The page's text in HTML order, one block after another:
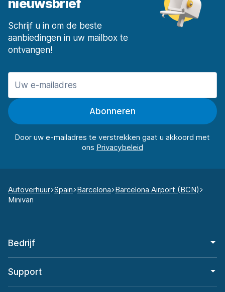
nieuwsbrief
Schrijf u in om de beste
aanbiedingen in uw mailbox te
ontvangen!
Abonneren
Door uw e-mailadres te verstrekken gaat u akkoord met
ons
Autoverhuur Spain Barcelona Barcelona Airport (BCN)
Minivan
Bedrijf
Support